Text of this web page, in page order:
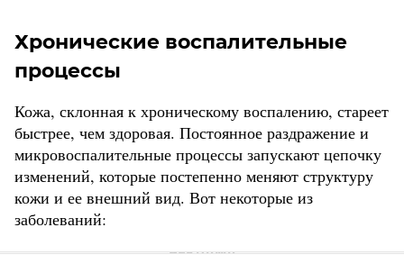
Хронические воспалительные
процессы
Кожа, склонная к хроническому воспалению, стареет
быстрее, чем здоровая. Постоянное раздражение и
микровоспалительные процессы запускают цепочку
изменений, которые постепенно меняют структуру
кожи и ее внешний вид. Вот некоторые из
заболеваний: